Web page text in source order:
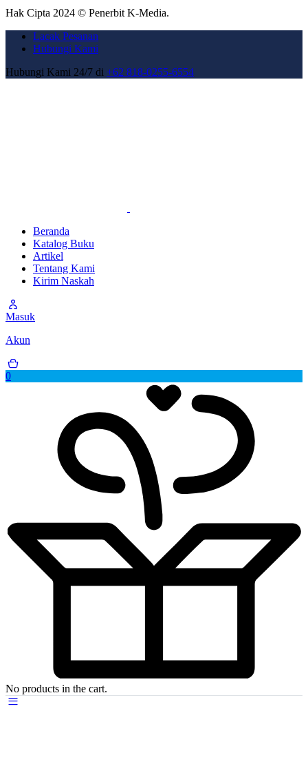
Hak Cipta 2024 © Penerbit K-Media.
Lacak Pesanan
Hubungi Kami
Hubungi Kami 24/7 di +62 818-0255-6554
Beranda
Katalog Buku
Artikel
Tentang Kami
Kirim Naskah
Masuk
Akun
0
No products in the cart.